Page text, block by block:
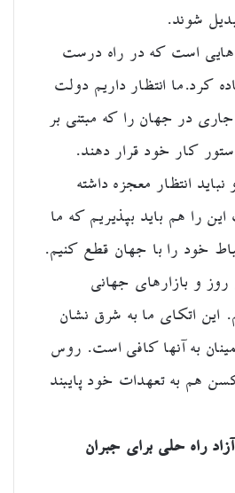
شوند.
هایی است که در راه درست
کرد.ما انتظار داریم دولت
در جهان را که مبتنی بر
کار خود قرار دهند.
انتظار معجزه داشته
را هم باید بپذیریم که ما
خود را با جهان قطع کنیم.
روز و بازارهای جهانی
این اتکای ما به شرق نشان
به آنها کافی است. روس
هم به تعهدات خود پایبند
راه حلی برای جبران